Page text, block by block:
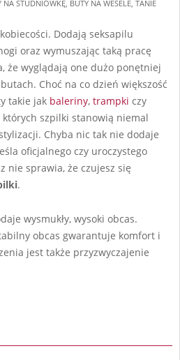
NA STUDNIÓWKĘ, BUTY NA WESELE, TANIE
Dodają seksapilu
oraz wymuszając taką pracę
że wyglądają one dużo ponętniej
Choć na co dzień większość
takie jak baleriny, trampki czy
których szpilki stanowią niemal
Chyba nic tak nie dodaje
oficjalnego czy uroczystego
nie sprawia, że czujesz się
.
wysmukły, wysoki obcas.
obcas gwarantuje komfort i
jest także przyzwyczajenie